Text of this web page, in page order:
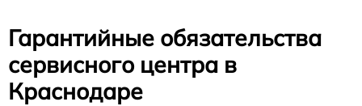
Гарантийные обязательства
сервисного центра в
Краснодаре